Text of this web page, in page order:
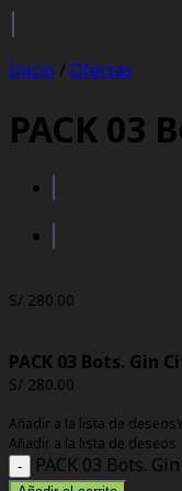
Inicio / Ofertas
PACK 03
S/ 280.00
PACK 03 Bots. Gin
S/ 280.00
Añadir a la lista de deseos
Añadir a la lista de deseos
PACK 03 Bots.